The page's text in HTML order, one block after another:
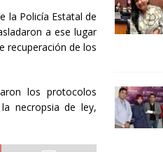
la Policía Estatal de
a ese lugar
recuperación de los
los protocolos
necropsia de ley,